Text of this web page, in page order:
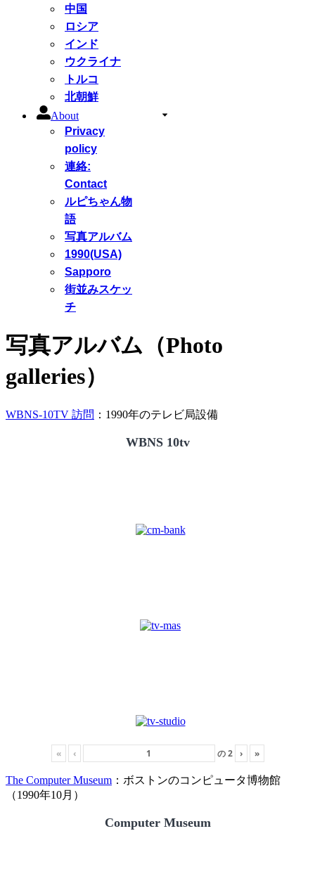
中国
ロシア
インド
ウクライナ
トルコ
北朝鮮
About
Privacy
policy
連絡:
Contact
ルピちゃん物
語
写真アルバム
1990(USA)
Sapporo
街並みスケッ
チ
写真アルバム（Photo
galleries）
WBNS-10TV 訪問 ：1990年のテレビ局設備
WBNS 10tv
« ‹ の2 › »
The Computer Museum ：ボストンのコンピュータ博物館
（1990年10月）
Computer Museum